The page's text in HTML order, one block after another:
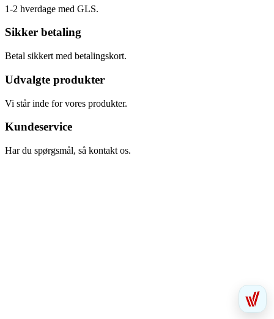
1-2 hverdage med GLS.
Sikker betaling
Betal sikkert med betalingskort.
Udvalgte produkter
Vi står inde for vores produkter.
Kundeservice
Har du spørgsmål, så kontakt os.